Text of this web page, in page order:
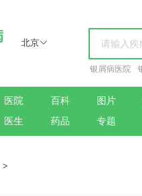
北京
银屑病医院
医院
医生
百科
药品
图片
专题
>